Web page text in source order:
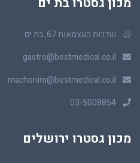
שדרות העצמאות 67, בת ים
gastro@bestmedical.co.il
machonim@bestmedical.co.il
03-5008854
מכון גסטרו ירושלים